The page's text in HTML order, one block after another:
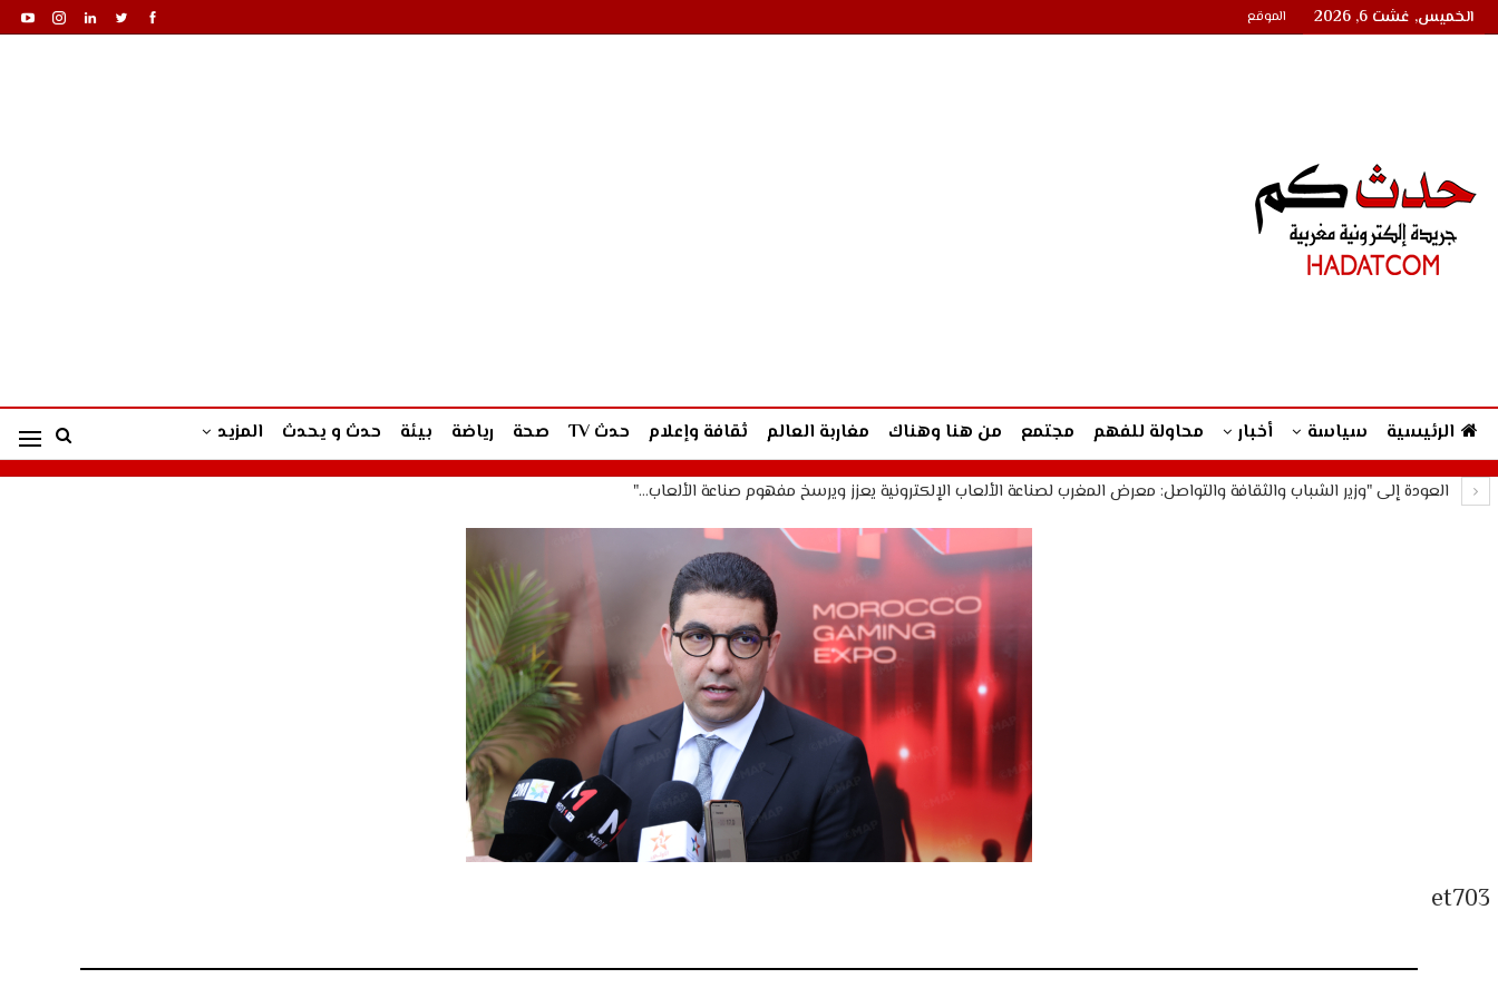
الخميس, غشت 6, 2026 الموقع
الرئيسية سياسة أخبار محاولة للفهم مجتمع من هنا وهناك مغاربة العالم ثقافة وإعلام حدث TV صحة رياضة بيئة حدث و يحدث المزيد
العودة إلى "وزير الشباب والثقافة والتواصل: معرض المغرب لصناعة الألعاب الإلكترونية يعزز ويرسخ مفهوم صناعة الألعاب…"
et703